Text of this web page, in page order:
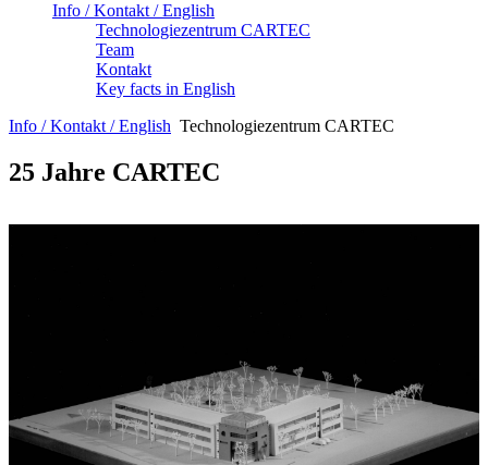
Info / Kontakt / English
Technologiezentrum CARTEC
Team
Kontakt
Key facts in English
Info / Kontakt / English Technologiezentrum CARTEC
25 Jahre CARTEC